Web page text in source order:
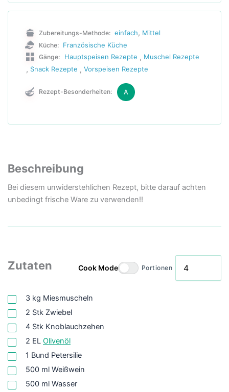
Zubereitungs-Methode: einfach, Mittel
Küche: Französische Küche
Gänge: Hauptspeisen Rezepte , Muschel Rezepte
, Snack Rezepte , Vorspeisen Rezepte
Rezept-Besonderheiten: A
Beschreibung
Bei diesem unwiderstehlichen Rezept, bitte darauf achten
unbedingt frische Ware zu verwenden!!
Zutaten Cook Mode Portionen
3 kg Miesmuscheln
2 Stk Zwiebel
4 Stk Knoblauchzehen
2 EL Olivenöl
1 Bund Petersilie
500 ml Weißwein
500 ml Wasser